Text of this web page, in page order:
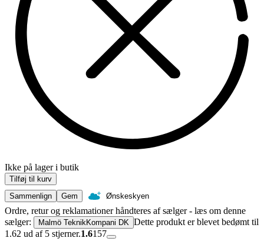
Ikke på lager i butik
Tilføj til kurv
Sammenlign
Gem Ønskeskyen
Ordre, retur og reklamationer håndteres af sælger - læs om denne
sælger:
Malmö TeknikKompani DK Dette produkt er blevet bedømt til
1.62 ud af 5 stjerner.1.6157